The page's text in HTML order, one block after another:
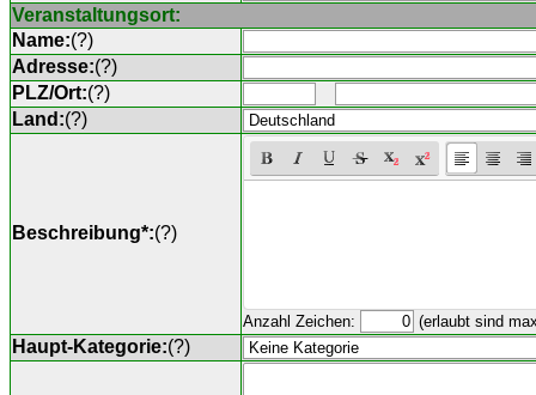
Veranstaltungsort:
Name:(?)
Adresse:(?)
PLZ/Ort:(?)
Land:(?)
Beschreibung*:(?)
Anzahl Zeichen: (erlaubt sind
Haupt-Kategorie:(?)